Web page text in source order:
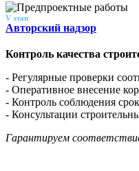
V этап
Авторский надзор
Контроль качества
- Регулярные проверки
- Оперативное внесение
- Контроль соблюдения
- Консультации
Гарантируем